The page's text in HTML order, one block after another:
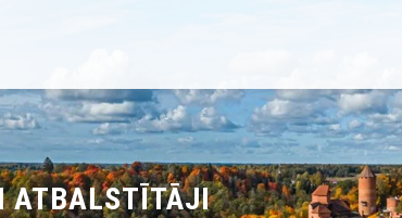
ATBALSTĪTĀJI